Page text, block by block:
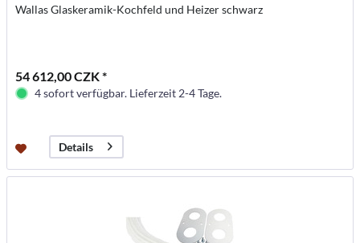
Wallas Glaskeramik-Kochfeld und Heizer schwarz
54 612,00 CZK *
4 sofort verfügbar. Lieferzeit 2-4 Tage.
Details